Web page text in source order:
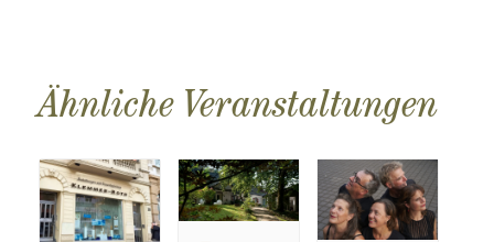
Ähnliche Veranstaltungen